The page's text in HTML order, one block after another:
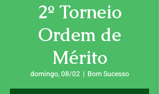
2º Torneio
Ordem de
Mérito
domingo, 08/02
  |
Bom Sucesso